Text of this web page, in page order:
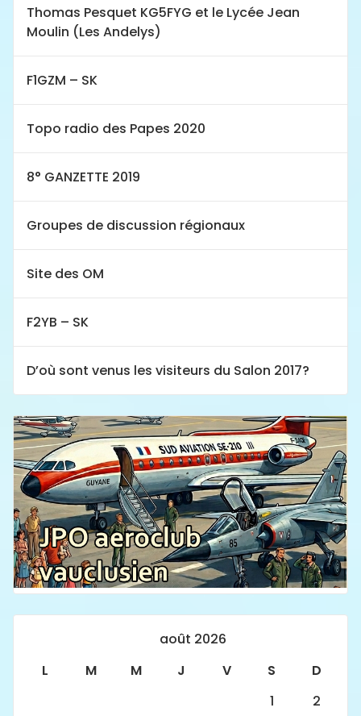
Thomas Pesquet KG5FYG et le Lycée Jean
Moulin (Les Andelys)
F1GZM – SK
Topo radio des Papes 2020
8° GANZETTE 2019
Groupes de discussion régionaux
Site des OM
F2YB – SK
D’où sont venus les visiteurs du Salon 2017?
août 2026
L
M M J V S
D
1
2